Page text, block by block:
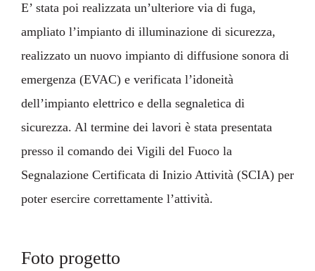
E’ stata poi realizzata un’ulteriore via di fuga,
ampliato l’impianto di illuminazione di sicurezza,
realizzato un nuovo impianto di diffusione sonora di
emergenza (EVAC) e verificata l’idoneità
dell’impianto elettrico e della segnaletica di
sicurezza. Al termine dei lavori è stata presentata
presso il comando dei Vigili del Fuoco la
Segnalazione Certificata di Inizio Attività (SCIA) per
poter esercire correttamente l’attività.
Foto progetto